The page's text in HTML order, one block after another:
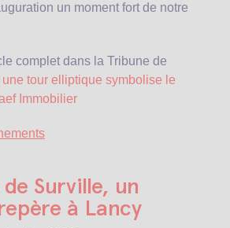
un moment fort de notre
complet dans la Tribune de
une tour elliptique symbolise le
Immobilier
de Surville, un
à Lancy